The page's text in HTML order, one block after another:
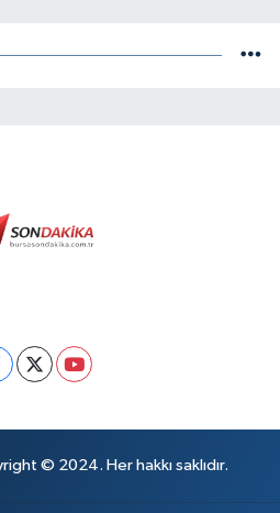
© 2024. Her hakkı saklıdır.